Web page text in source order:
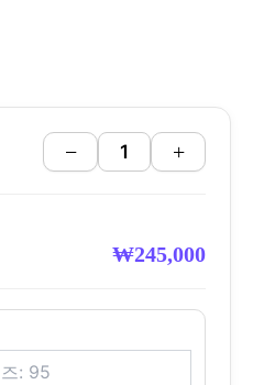
− +
₩245,000